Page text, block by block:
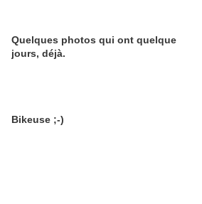
Quelques photos qui ont quelque
jours, déjà.
Bikeuse ;-)